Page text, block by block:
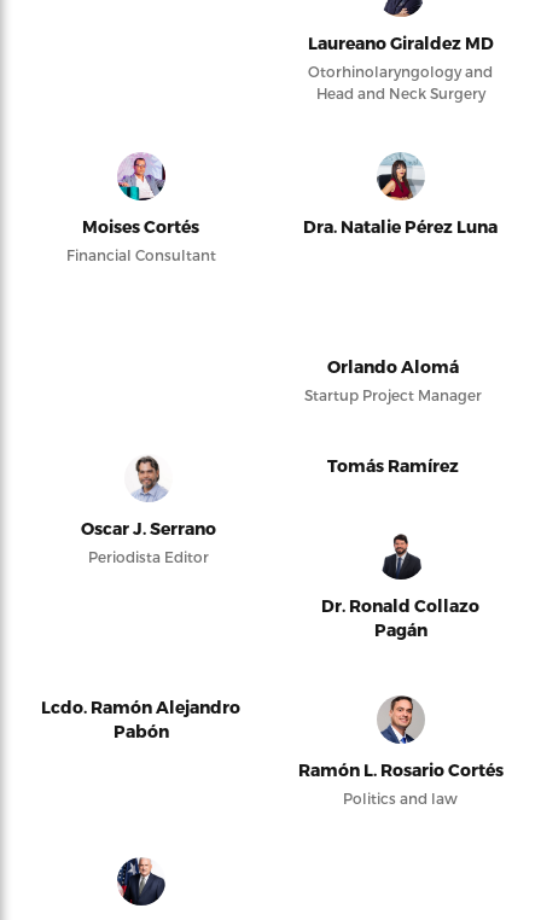
Laureano Giraldez MD
Otorhinolaryngology and
Head and Neck Surgery
Moises Cortés
Financial Consultant
Dra. Natalie Pérez Luna
Orlando Alomá
Startup Project Manager
Oscar J. Serrano
Periodista Editor
Tomás Ramírez
Dr. Ronald Collazo
Pagán
Lcdo. Ramón Alejandro
Pabón
Ramón L. Rosario Cortés
Politics and law